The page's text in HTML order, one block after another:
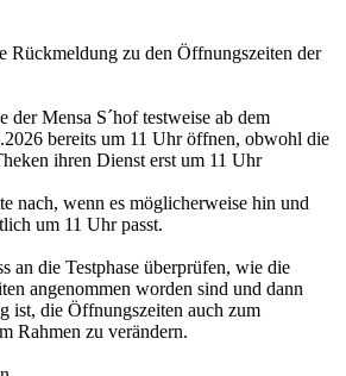
Rückmeldung zu den Öffnungszeiten der
der Mensa S´hof testweise ab dem
bereits um 11 Uhr öffnen, obwohl die
ihren Dienst erst um 11 Uhr
nach, wenn es möglicherweise hin und
um 11 Uhr passt.
an die Testphase überprüfen, wie die
angenommen worden sind und dann
ist, die Öffnungszeiten auch zum
Rahmen zu verändern.